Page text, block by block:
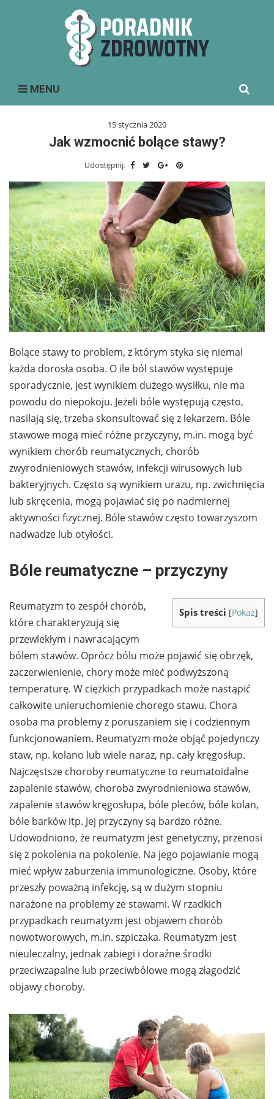
MENU
for:
15 stycznia 2020
Jak wzmocnić bolące stawy?
Udostępnij:
Bolące stawy to problem, z którym styka się niemal
każda dorosła osoba. O ile ból stawów występuje
sporadycznie, jest wynikiem dużego wysiłku, nie ma
powodu do niepokoju. Jeżeli bóle występują często,
nasilają się, trzeba skonsultować się z lekarzem. Bóle
stawowe mogą mieć różne przyczyny, m.in. mogą być
wynikiem chorób reumatycznych, chorób
zwyrodnieniowych stawów, infekcji wirusowych lub
bakteryjnych. Często są wynikiem urazu, np. zwichnięcia
lub skręcenia, mogą pojawiać się po nadmiernej
aktywności fizycznej. Bóle stawów często towarzyszom
nadwadze lub otyłości.
Bóle reumatyczne – przyczyny
Spis treści [Pokaż]
Reumatyzm to zespół chorób,
które charakteryzują się
przewlekłym i nawracającym
bólem stawów. Oprócz bólu może pojawić się obrzęk,
zaczerwienienie, chory może mieć podwyższoną
temperaturę. W ciężkich przypadkach może nastąpić
całkowite unieruchomienie chorego stawu. Chora
osoba ma problemy z poruszaniem się i codziennym
funkcjonowaniem. Reumatyzm może objąć pojedynczy
staw, np. kolano lub wiele naraz, np. cały kręgosłup.
Najczęstsze choroby reumatyczne to reumatoidalne
zapalenie stawów, choroba zwyrodnieniowa stawów,
zapalenie stawów kręgosłupa, bóle pleców, bóle kolan,
bóle barków itp. Jej przyczyny są bardzo różne.
Udowodniono, że reumatyzm jest genetyczny, przenosi
się z pokolenia na pokolenie. Na jego pojawianie mogą
mieć wpływ zaburzenia immunologiczne. Osoby, które
przeszły poważną infekcję, są w dużym stopniu
narażone na problemy ze stawami. W rzadkich
przypadkach reumatyzm jest objawem chorób
nowotworowych, m.in. szpiczaka. Reumatyzm jest
nieuleczalny, jednak zabiegi i doraźne środki
przeciwzapalne lub przeciwbólowe mogą złagodzić
objawy choroby.